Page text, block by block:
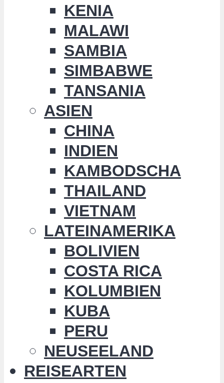
KENIA
MALAWI
SAMBIA
SIMBABWE
TANSANIA
ASIEN
CHINA
INDIEN
KAMBODSCHA
THAILAND
VIETNAM
LATEINAMERIKA
BOLIVIEN
COSTA RICA
KOLUMBIEN
KUBA
PERU
NEUSEELAND
REISEARTEN